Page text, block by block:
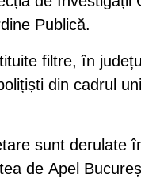
Publică.
filtre, în
din cadrul
sunt derulate
de Apel